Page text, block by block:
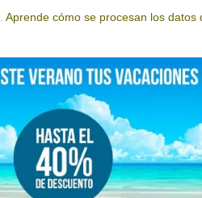
Aprende cómo se procesan los datos